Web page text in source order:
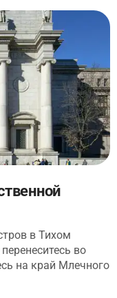
истории
По
крупнейших
животными
нашу планету (и
вы хотите начать
Земли и
историю
в Тихом
во
на край Млечного
Забронируйте